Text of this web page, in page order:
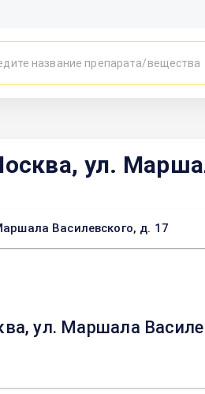
ул.
Василевского, д. 17
ул. Маршала